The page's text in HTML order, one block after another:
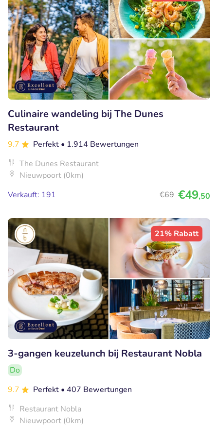
Culinaire wandeling bij The Dunes
Restaurant
9.7 Perfekt • 1.914 Bewertungen
The Dunes Restaurant
Nieuwpoort (0km)
Verkauft: 191
€69 €49,50
21% Rabatt
3-gangen keuzelunch bij Restaurant Nobla
Do
9.7
Perfekt • 407 Bewertungen
Restaurant Nobla
Nieuwpoort (0km)